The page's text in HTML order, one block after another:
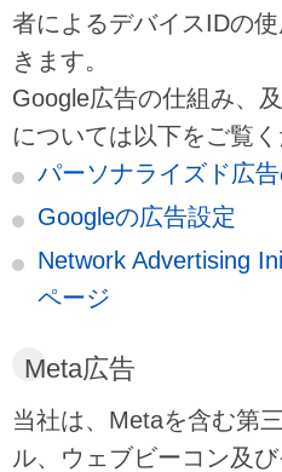
者によるデバイスIDの
きます。
Google広告の仕組み、
については以下をご覧く
パーソナライズド広
Googleの広告設定
Network Advertising
ページ
Meta広告
当社は、Metaを含む第
ル、ウェブビーコン及